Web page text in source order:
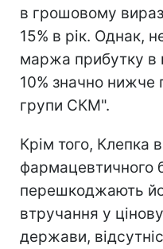
в грошовому
15% в рік. Однак,
маржа прибутку в
10% значно нижче
групи СКМ".
Крім того, Клепка
фармацевтичного
перешкоджають
втручання у
держави,